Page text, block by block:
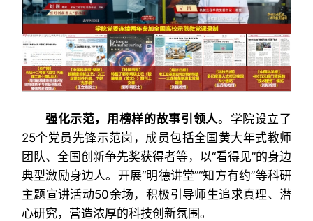
强化示范，用榜样的故事引领人。学院设立了
25个党员先锋示范岗，成员包括全国黄大年式教师
团队、全国创新争先奖获得者等，以“看得见”的身边
典型激励身边人。开展“明德讲堂”“知方有约”等科研
主题宣讲活动50余场，积极引导师生追求真理、潜
心研究，营造浓厚的科技创新氛围。